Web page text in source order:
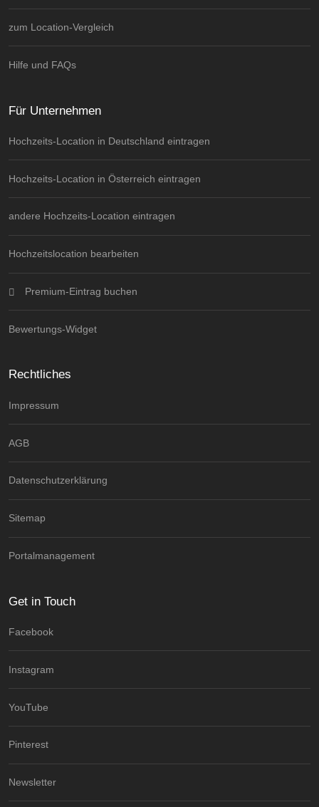
zum Location-Vergleich
Hilfe und FAQs
Für Unternehmen
Hochzeits-Location in Deutschland eintragen
Hochzeits-Location in Österreich eintragen
andere Hochzeits-Location eintragen
Hochzeitslocation bearbeiten
Premium-Eintrag buchen
Bewertungs-Widget
Rechtliches
Impressum
AGB
Datenschutzerklärung
Sitemap
Portalmanagement
Get in Touch
Facebook
Instagram
YouTube
Pinterest
Newsletter